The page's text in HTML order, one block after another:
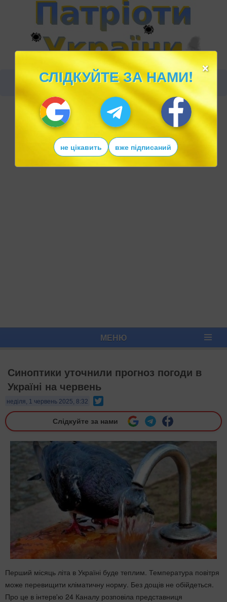
МЕНЮ
Синоптики уточнили прогноз погоди в
Україні на червень
неділя, 1 червень 2025, 8:32
Слідкуйте за нами
Перший місяць літа в Україні буде теплим. Температура повітря
може перевищити кліматичну норму. Без дощів не обійдеться.
Про це в інтерв'ю 24 Каналу розповіла представниця
×
СЛІДКУЙТЕ ЗА НАМИ!
не цікавить вже підписаний